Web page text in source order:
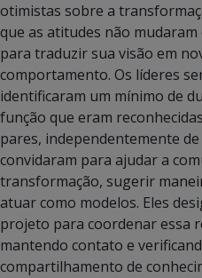
otimistas sobre a
que as atitudes não
para traduzir sua visão em
comportamento. Os líderes
identificaram um mínimo de
função que eram
pares, independentemente
convidaram para ajudar a
transformação, sugerir
atuar como modelos. Eles
projeto para coordenar essa
mantendo contato e
compartilhamento de